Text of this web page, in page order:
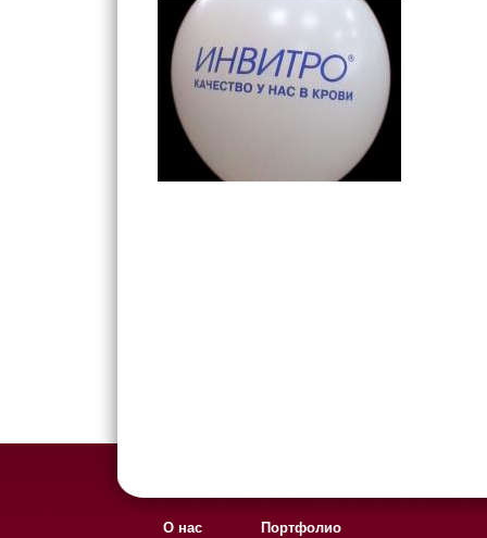
О нас Портфолио